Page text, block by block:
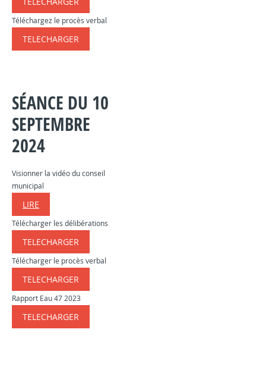
Téléchargez le procès verbal
TELECHARGER
SÉANCE DU 10
SEPTEMBRE
2024
Visionner la vidéo du conseil
municipal
LIRE
Télécharger les délibérations
TELECHARGER
Télécharger le procès verbal
TELECHARGER
Rapport Eau 47 2023
TELECHARGER